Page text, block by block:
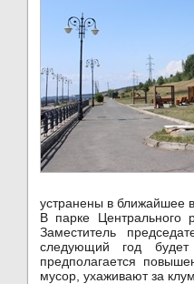
устранены в ближайшее
В парке Центрального
Заместитель
следующий год
предполагается
мусор, ухаживают за